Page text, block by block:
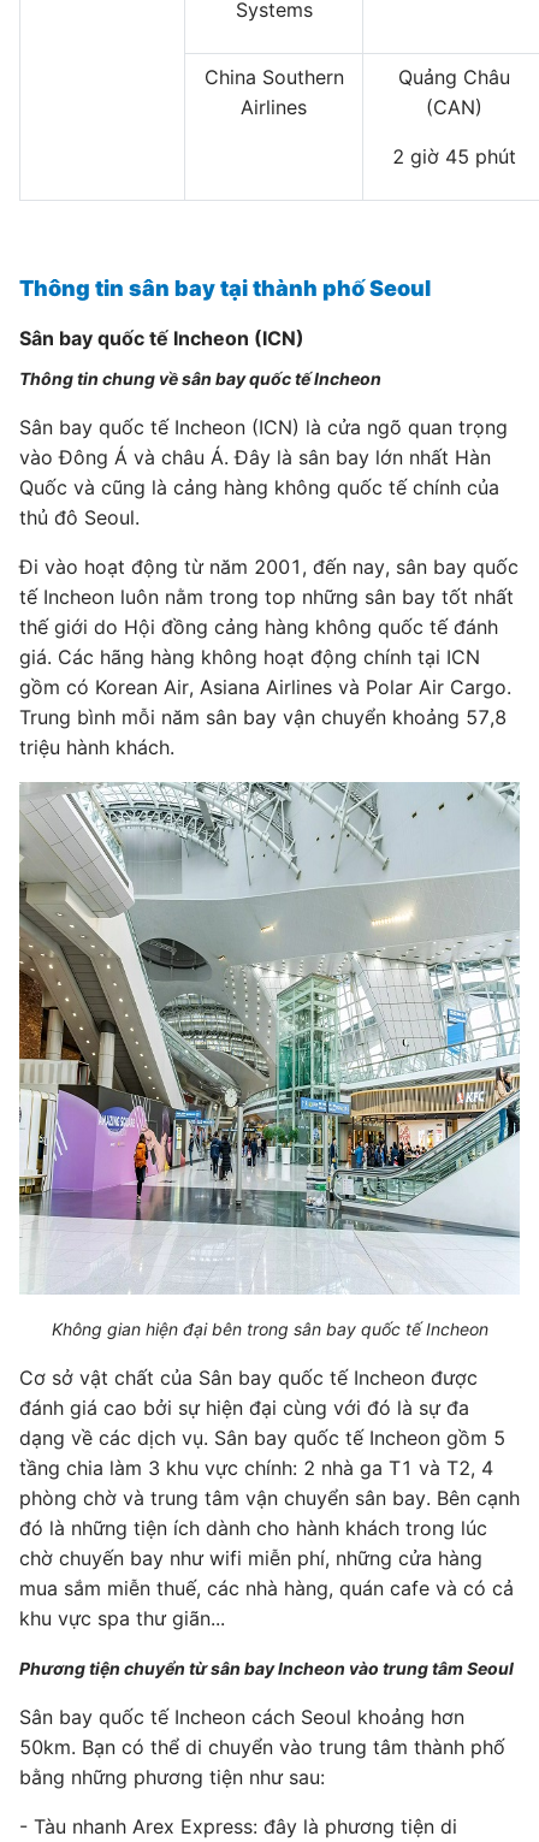
Systems
China Southern
Airlines
Quảng Châu
(CAN)
2 giờ 45 phút
Thông tin sân bay tại thành phố Seoul
Sân bay quốc tế Incheon (ICN)
Thông tin chung về sân bay quốc tế Incheon
Sân bay quốc tế Incheon (ICN) là cửa ngõ quan trọng
vào Đông Á và châu Á. Đây là sân bay lớn nhất Hàn
Quốc và cũng là cảng hàng không quốc tế chính của
thủ đô Seoul.
Đi vào hoạt động từ năm 2001, đến nay, sân bay quốc
tế Incheon luôn nằm trong top những sân bay tốt nhất
thế giới do Hội đồng cảng hàng không quốc tế đánh
giá. Các hãng hàng không hoạt động chính tại ICN
gồm có Korean Air, Asiana Airlines và Polar Air Cargo.
Trung bình mỗi năm sân bay vận chuyển khoảng 57,8
triệu hành khách.
Không gian hiện đại bên trong sân bay quốc tế Incheon
Cơ sở vật chất của Sân bay quốc tế Incheon được
đánh giá cao bởi sự hiện đại cùng với đó là sự đa
dạng về các dịch vụ. Sân bay quốc tế Incheon gồm 5
tầng chia làm 3 khu vực chính: 2 nhà ga T1 và T2, 4
phòng chờ và trung tâm vận chuyển sân bay. Bên cạnh
đó là những tiện ích dành cho hành khách trong lúc
chờ chuyến bay như wifi miễn phí, những cửa hàng
mua sắm miễn thuế, các nhà hàng, quán cafe và có cả
khu vực spa thư giãn...
Phương tiện chuyển từ sân bay Incheon vào trung tâm Seoul
Sân bay quốc tế Incheon cách Seoul khoảng hơn
50km. Bạn có thể di chuyển vào trung tâm thành phố
bằng những phương tiện như sau:
- Tàu nhanh Arex Express: đây là phương tiện di